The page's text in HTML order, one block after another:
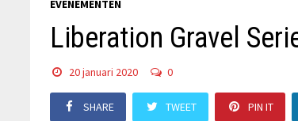
EVENEMENTEN
Liberation Gravel
20 januari 2020 0
SHARE TWEET PIN IT